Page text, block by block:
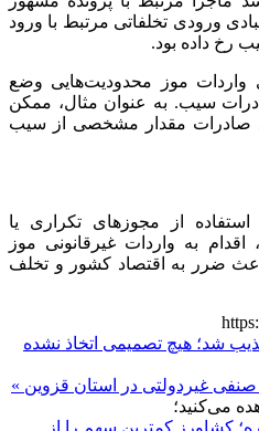
ورودی تخلفاتی مرتبط با ورود
رخ داده بود.
واردات موز محدودیت‌هایی وضع
سیب. به عنوان مثال، ممکن
صادرات مقدار مشخصی از سیب
از مجوزهای تکراری یا
به واردات غیرقانونی موز
ضرر به اقتصاد کشور و تخلف
شد؛ هیچ تصمیمی اتخاذ نشده
غیردولتی در استان قزوین »
می‌کنید؛